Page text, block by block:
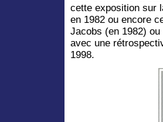
cette exposition sur
en 1982 ou encore
Jacobs (en 1982)
avec une
1998.